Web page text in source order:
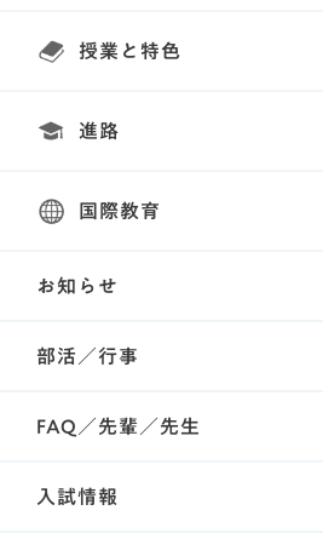
授業と特色
進路
国際教育
お知らせ
部活／行事
FAQ／先輩／先生
入試情報